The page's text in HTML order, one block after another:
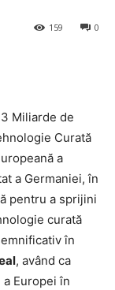
0
159
a
a Germaniei, în
pentru a sprijini
curată
în
, având ca
Europei în